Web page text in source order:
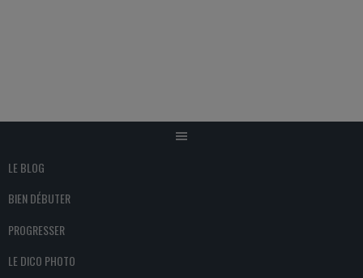
LE BLOG
BIEN DÉBUTER
PROGRESSER
LE DICO PHOTO